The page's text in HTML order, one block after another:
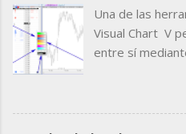
de este dato en
añádelo en la
estas
facilitará la
porcentual.
Una de las
Visual Chart V
entre sí
rápidamente
visualizando en